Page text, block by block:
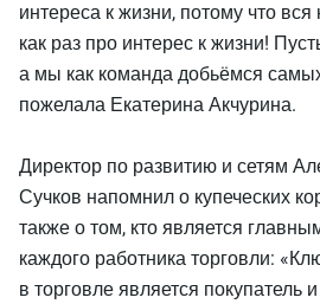
интереса к жизни, потому что
как раз про интерес к жизни!
а мы как команда добьёмся
пожелала Екатерина Акчурина.
Директор по развитию и сетям
Сучков напомнил о купеческих
также о том, кто является
каждого работника торговли:
в торговле является